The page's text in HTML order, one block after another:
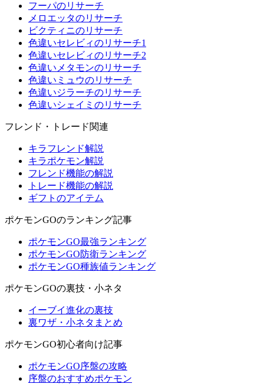
フーパのリサーチ
メロエッタのリサーチ
ビクティニのリサーチ
色違いセレビィのリサーチ1
色違いセレビィのリサーチ2
色違いメタモンのリサーチ
色違いミュウのリサーチ
色違いジラーチのリサーチ
色違いシェイミのリサーチ
フレンド・トレード関連
キラフレンド解説
キラポケモン解説
フレンド機能の解説
トレード機能の解説
ギフトのアイテム
ポケモンGOのランキング記事
ポケモンGO最強ランキング
ポケモンGO防衛ランキング
ポケモンGO種族値ランキング
ポケモンGOの裏技・小ネタ
イーブイ進化の裏技
裏ワザ・小ネタまとめ
ポケモンGO初心者向け記事
ポケモンGO序盤の攻略
序盤のおすすめポケモン